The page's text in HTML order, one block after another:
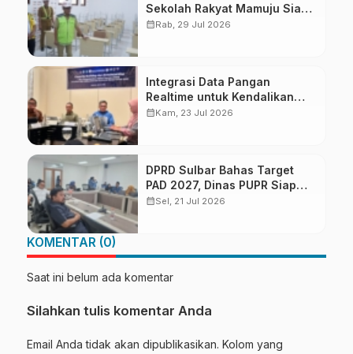
Sekolah Rakyat Mamuju Siap
Digunakan
calendar_monthRab, 29 Jul 2026
Integrasi Data Pangan
Realtime untuk Kendalikan
inflasi, DiskominfoSS Sulbar
calendar_monthKam, 23 Jul 2026
DPRD Sulbar Bahas Target
PAD 2027, Dinas PUPR Siap
Optimalkan Pendapatan
calendar_monthSel, 21 Jul 2026
KOMENTAR (0)
Saat ini belum ada komentar
Silahkan tulis komentar Anda
Email Anda tidak akan dipublikasikan. Kolom yang